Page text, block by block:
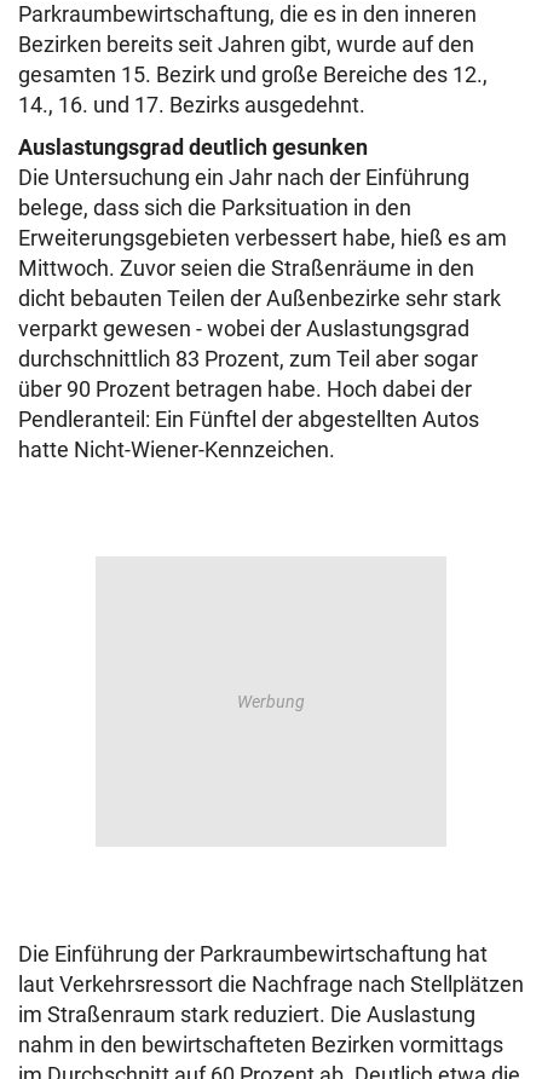
Parkraumbewirtschaftung, die es in den inneren
Bezirken bereits seit Jahren gibt, wurde auf den
gesamten 15. Bezirk und große Bereiche des 12.,
14., 16. und 17. Bezirks ausgedehnt.
Auslastungsgrad deutlich gesunken
Die Untersuchung ein Jahr nach der Einführung
belege, dass sich die Parksituation in den
Erweiterungsgebieten verbessert habe, hieß es am
Mittwoch. Zuvor seien die Straßenräume in den
dicht bebauten Teilen der Außenbezirke sehr stark
verparkt gewesen - wobei der Auslastungsgrad
durchschnittlich 83 Prozent, zum Teil aber sogar
über 90 Prozent betragen habe. Hoch dabei der
Pendleranteil: Ein Fünftel der abgestellten Autos
hatte Nicht-Wiener-Kennzeichen.
Die Einführung der Parkraumbewirtschaftung hat
laut Verkehrsressort die Nachfrage nach Stellplätzen
im Straßenraum stark reduziert. Die Auslastung
nahm in den bewirtschafteten Bezirken vormittags